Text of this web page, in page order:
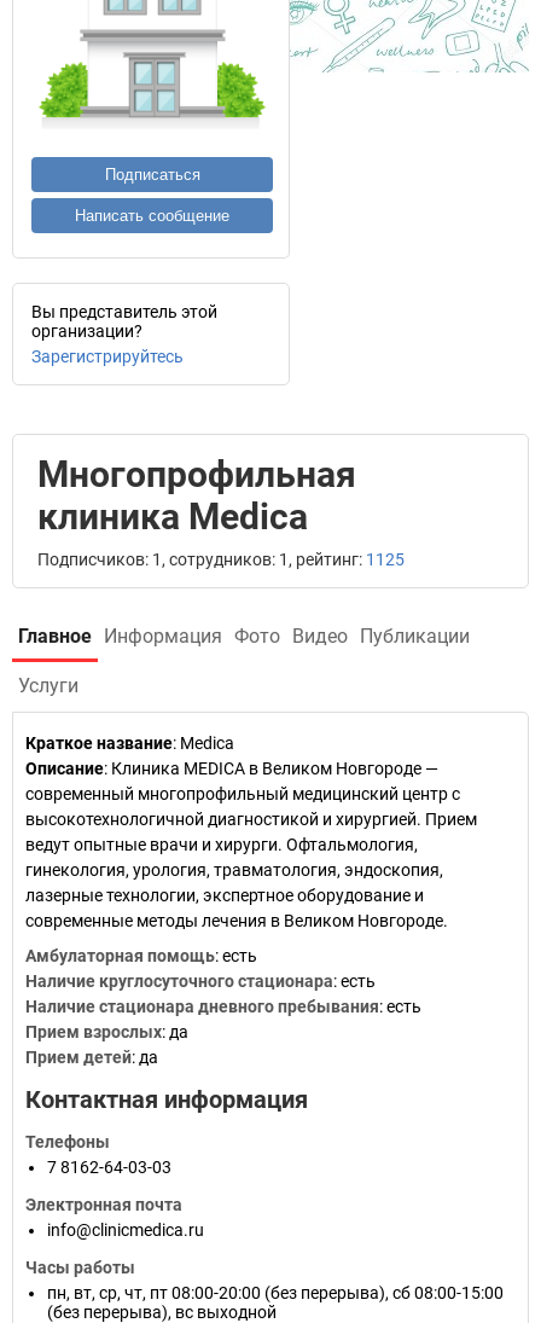
Подписаться
Написать сообщение
Вы представитель этой
организации?
Зарегистрируйтесь
Многопрофильная
клиника Medica
Подписчиков: 1, сотрудников: 1, рейтинг: 1125
Главное Информация Фото Видео Публикации
Услуги
Краткое название: Medica
Описание: Клиника MEDICA в Великом Новгороде —
современный многопрофильный медицинский центр с
высокотехнологичной диагностикой и хирургией. Прием
ведут опытные врачи и хирурги. Офтальмология,
гинекология, урология, травматология, эндоскопия,
лазерные технологии, экспертное оборудование и
современные методы лечения в Великом Новгороде.
Амбулаторная помощь: есть
Наличие круглосуточного стационара: есть
Наличие стационара дневного пребывания: есть
Прием взрослых: да
Прием детей: да
Контактная информация
Телефоны
7 8162-64-03-03
Электронная почта
info@clinicmedica.ru
Часы работы
пн, вт, ср, чт, пт 08:00-20:00 (без перерыва), сб 08:00-15:00
(без перерыва), вс выходной